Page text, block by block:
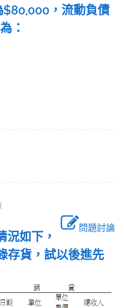
，流動負債
為：
問題討論
況如下，
存貨，試以後進先